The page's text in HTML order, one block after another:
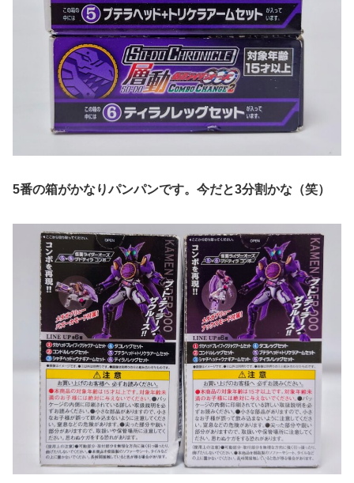
5番の箱がかなりパンパンです。今だと3分割かな（笑）